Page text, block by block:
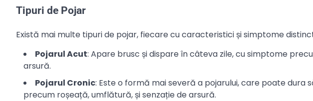
Tipuri de Pojar
Există mai multe tipuri de pojar, fiecare cu caracteristici și simptome
Pojarul Acut: Apare brusc și dispare în câteva zile, cu simptome
arsură.
Pojarul Cronic: Este o formă mai severă a pojarului, care poate dura
precum roșeață, umflătură, și senzație de arsură.